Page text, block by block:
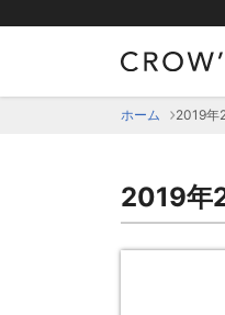
ホーム 2019年
2019年